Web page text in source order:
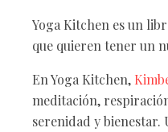
Yoga Kitchen es un
que quieren tener un
En Yoga Kitchen,
meditación,
serenidad y bienestar.